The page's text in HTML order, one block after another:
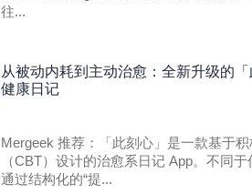
往...
从被动内耗到主动治愈：全新升级的
健康日记
Mergeek 推荐：「此刻心」是一款基于
（CBT）设计的治愈系日记 App。不同
通过结构化的“提...